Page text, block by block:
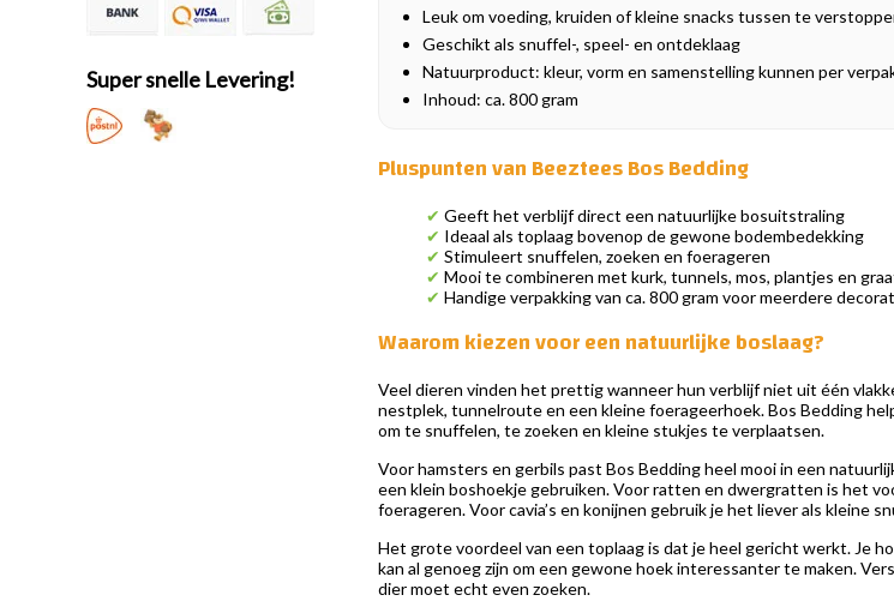
Super snelle Levering!
Leuk om voeding, kruiden of kleine snacks tussen te
Geschikt als snuffel-, speel- en ontdeklaag
Natuurproduct: kleur, vorm en samenstelling kunnen per
Inhoud: ca. 800 gram
Pluspunten van Beeztees Bos Bedding
✔ Geeft het verblijf direct een natuurlijke bosuitstraling
✔ Ideaal als toplaag bovenop de gewone bodembedekking
✔ Stimuleert snuffelen, zoeken en foerageren
✔ Mooi te combineren met kurk, tunnels, mos, plantjes en
✔ Handige verpakking van ca. 800 gram voor meerdere
Waarom kiezen voor een natuurlijke boslaag?
Veel dieren vinden het prettig wanneer hun verblijf niet uit één
nestplek, tunnelroute en een kleine foerageerhoek. Bos Bedding
om te snuffelen, te zoeken en kleine stukjes te verplaatsen.
Voor hamsters en gerbils past Bos Bedding heel mooi in een
een klein boshoekje gebruiken. Voor ratten en dwergratten is het
foerageren. Voor cavia’s en konijnen gebruik je het liever als kleine
Het grote voordeel van een toplaag is dat je heel gericht werkt. Je
kan al genoeg zijn om een gewone hoek interessanter te maken.
dier moet echt even zoeken.